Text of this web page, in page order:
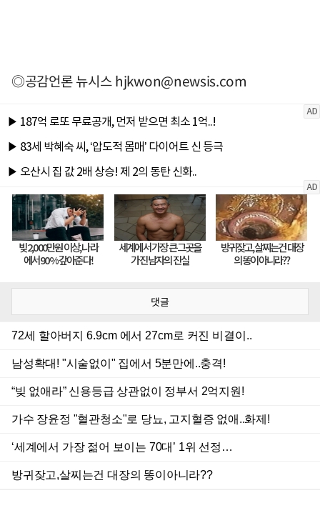
◎공감언론 뉴시스hjkwon@newsis.com
댓글